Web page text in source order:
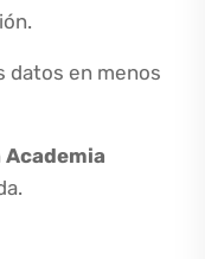
datos en menos
Academia